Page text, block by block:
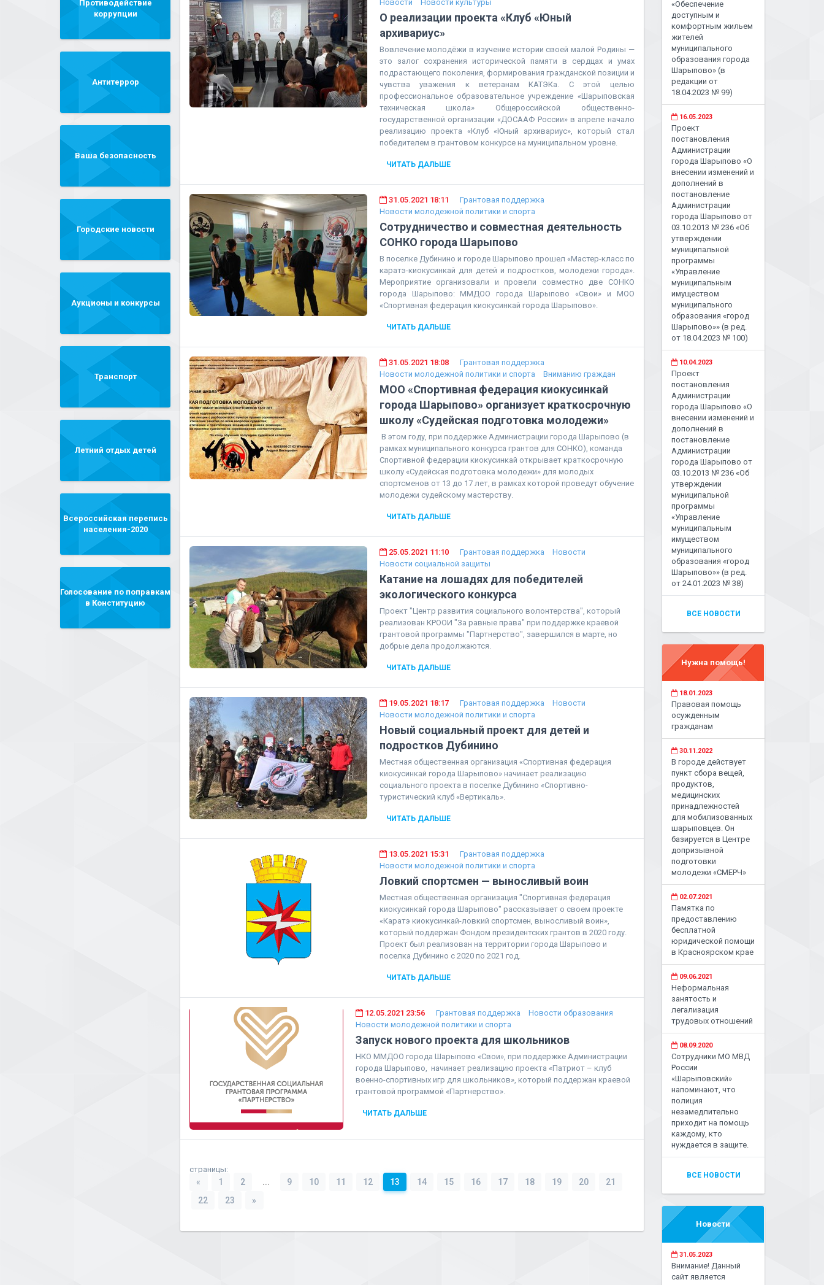
Противодействие
коррупции
Антитеррор
Ваша безопасность
Городские новости
Аукционы и конкурсы
Транспорт
Летний отдых детей
Всероссийская перепись
населения-2020
Голосование по поправкам
в Конституцию
Новости
Новости культуры
О реализации проекта «Клуб «Юный
архивариус»
Вовлечение молодёжи в изучение истории своей малой Родины —
это залог сохранения исторической памяти в сердцах и умах
подрастающего поколения, формирования гражданской позиции и
чувства уважения к ветеранам КАТЭКа. С этой целью
профессиональное образовательное учреждение «Шарыповская
техническая школа» Общероссийской общественно-
государственной организации «ДОСААФ России» в апреле начало
реализацию проекта «Клуб «Юный архивариус», который стал
победителем в грантовом конкурсе на муниципальном уровне.
ЧИТАТЬ ДАЛЬШЕ
31.05.2021 18:11
Грантовая поддержка
Новости молодежной политики и спорта
Сотрудничество и совместная деятельность
СОНКО города Шарыпово
В поселке Дубинино и городе Шарыпово прошел «Мастер-класс по
каратэ-киокусинкай для детей и подростков, молодежи города».
Мероприятие организовали и провели совместно две СОНКО
города Шарыпово: ММДОО города Шарыпово «Свои» и МОО
«Спортивная федерация киокусинкай города Шарыпово».
ЧИТАТЬ ДАЛЬШЕ
31.05.2021 18:08
Грантовая поддержка
Новости молодежной политики и спорта
Вниманию граждан
МОО «Спортивная федерация киокусинкай
города Шарыпово» организует краткосрочную
школу «Судейская подготовка молодежи»
В этом году, при поддержке Администрации города Шарыпово (в
рамках муниципального конкурса грантов для СОНКО), команда
Спортивной федерации киокусинкай открывает краткосрочную
школу «Судейская подготовка молодежи» для молодых
спортсменов от 13 до 17 лет, в рамках которой проведут обучение
молодежи судейскому мастерству.
ЧИТАТЬ ДАЛЬШЕ
25.05.2021 11:10 Грантовая поддержка
Новости
Новости социальной защиты
Катание на лошадях для победителей
экологического конкурса
Проект "Центр развития социального волонтерства", который
реализован КРООИ "За равные права" при поддержке краевой
грантовой программы "Партнерство", завершился в марте, но
добрые дела продолжаются.
ЧИТАТЬ ДАЛЬШЕ
19.05.2021 18:17 Грантовая поддержка
Новости
Новости молодежной политики и спорта
Новый социальный проект для детей и
подростков Дубинино
Местная общественная организация «Спортивная федерация
киокусинкай города Шарыпово» начинает реализацию
социального проекта в поселке Дубинино «Спортивно-
туристический клуб «Вертикаль».
ЧИТАТЬ ДАЛЬШЕ
13.05.2021 15:31
Грантовая поддержка
Новости молодежной политики и спорта
Ловкий спортсмен — выносливый воин
Местная общественная организация "Спортивная федерация
киокусинкай города Шарыпово" рассказывает о своем проекте
«Каратэ киокусинкай-ловкий спортсмен, выносливый воин»,
который поддержан Фондом президентских грантов в 2020 году.
Проект был реализован на территории города Шарыпово и
поселка Дубинино с 2020 по 2021 год.
ЧИТАТЬ ДАЛЬШЕ
12.05.2021 23:56 Грантовая поддержка
Новости образования
Новости молодежной политики и спорта
Запуск нового проекта для школьников
НКО ММДОО города Шарыпово «Свои», при поддержке Администрации
города Шарыпово, начинает реализацию проекта «Патриот – клуб
военно-спортивных игр для школьников», который поддержан краевой
грантовой программой «Партнерство».
ЧИТАТЬ ДАЛЬШЕ
страницы:
« 1 2 ... 9 10 11 12 13 14 15 16 17 18 19 20
21
22
23 »
«Обеспечение
доступным и
комфортным жильем
жителей
муниципального
образования города
Шарыпово» (в
редакции от
18.04.2023 № 99)
16.05.2023
Проект
постановления
Администрации
города Шарыпово «О
внесении изменений и
дополнений в
постановление
Администрации
города Шарыпово от
03.10.2013 № 236 «Об
утверждении
муниципальной
программы
«Управление
муниципальным
имуществом
муниципального
образования «город
Шарыпово»» (в ред.
от 18.04.2023 № 100)
10.04.2023
Проект
постановления
Администрации
города Шарыпово «О
внесении изменений и
дополнений в
постановление
Администрации
города Шарыпово от
03.10.2013 № 236 «Об
утверждении
муниципальной
программы
«Управление
муниципальным
имуществом
муниципального
образования «город
Шарыпово»» (в ред.
от 24.01.2023 № 38)
ВСЕ НОВОСТИ
Нужна помощь!
18.01.2023
Правовая помощь
осужденным
гражданам
30.11.2022
В городе действует
пункт сбора вещей,
продуктов,
медицинских
принадлежностей
для мобилизованных
шарыповцев. Он
базируется в Центре
допризывной
подготовки
молодежи «СМЕРЧ»
02.07.2021
Памятка по
предоставлению
бесплатной
юридической помощи
в Красноярском крае
09.06.2021
Неформальная
занятость и
легализация
трудовых отношений
08.09.2020
Сотрудники МО МВД
России
«Шарыповский»
напоминают, что
полиция
незамедлительно
приходит на помощь
каждому, кто
нуждается в защите.
ВСЕ НОВОСТИ
Новости
31.05.2023
Внимание! Данный
сайт является